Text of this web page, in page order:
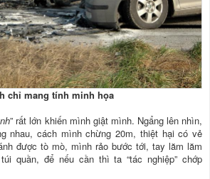
chỉ mang tính minh họa
” rất lớn khiến mình giật mình. Ngẩng lên nhìn,
nhau, cách mình chừng 20m, thiệt hại có vẻ
được tò mò, mình rảo bước tới, tay lăm lăm
quần, để nếu cần thì ta “tác nghiệp” chớp